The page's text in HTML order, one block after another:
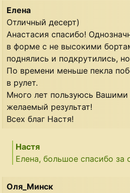
Елена
Отличный десерт)
Анастасия спасибо!
в форме с не высокими
поднялись и подкрутились,
По времени меньше пекла
в рулет.
Много лет пользуюсь Вашими
желаемый результат!
Всех благ Настя!
Настя
Елена, большое спасибо за
Оля_Минск